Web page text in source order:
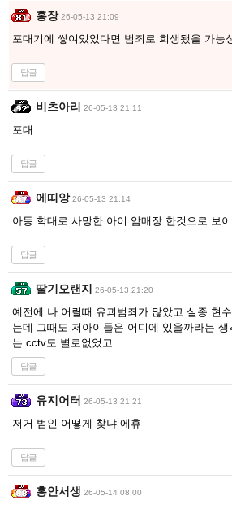
홍장 26-05-13 21:09
포대기에 쌓여있었다면 범죄로 희생됐을 가능
답글
비츠아리 26-05-13 21:11
포대...
답글
에띠앙 26-05-13 21:14
아동 학대로 사망한 아이 암매장 한것으로 보
답글
딸기오랜지 26-05-13 21:20
예전에 나 어릴때 유괴범죄가 많았고 실종 현
는데 그때도 저아이들은 어디에 있을까라는
는 cctv도 별로없었고
답글
유지어터 26-05-13 21:21
저거 범인 어떻게 찾냐 에휴
답글
홍안서생 26-05-14 08:00